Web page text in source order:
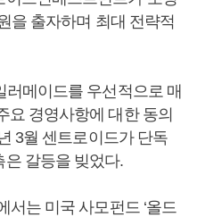
을 출자하며 최대 전략적
메이드를 우선적으로 매
요 경영사항에 대한 동의
3월 센트로이드가 단독
갈등을 빚었다.
서는 미국 사모펀드 ‘올드